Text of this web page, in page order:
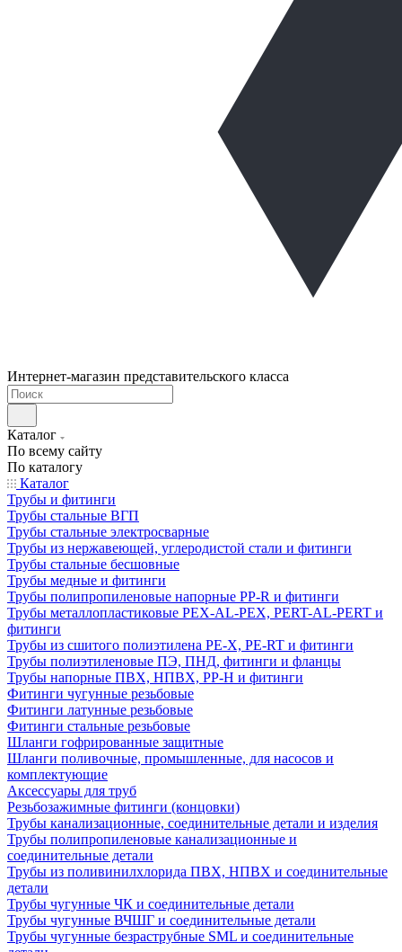
Интернет-магазин представительского класса
Каталог
По всему сайту
По каталогу
Каталог
Трубы и фитинги
Трубы стальные ВГП
Трубы стальные электросварные
Трубы из нержавеющей, углеродистой стали и фитинги
Трубы стальные бесшовные
Трубы медные и фитинги
Трубы полипропиленовые напорные PP-R и фитинги
Трубы металлопластиковые PEX-AL-PEX, PERT-AL-PERT и
фитинги
Трубы из сшитого полиэтилена PE-X, PE-RT и фитинги
Трубы полиэтиленовые ПЭ, ПНД, фитинги и фланцы
Трубы напорные ПВХ, НПВХ, PP-H и фитинги
Фитинги чугунные резьбовые
Фитинги латунные резьбовые
Фитинги стальные резьбовые
Шланги гофрированные защитные
Шланги поливочные, промышленные, для насосов и
комплектующие
Аксессуары для труб
Резьбозажимные фитинги (концовки)
Трубы канализационные, соединительные детали и изделия
Трубы полипропиленовые канализационные и
соединительные детали
Трубы из поливинилхлорида ПВХ, НПВХ и соединительные
детали
Трубы чугунные ЧК и соединительные детали
Трубы чугунные ВЧШГ и соединительные детали
Трубы чугунные безраструбные SML и соединительные